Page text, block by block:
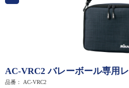
AC-VRC2 バレーボール専用
品番： AC-VRC2